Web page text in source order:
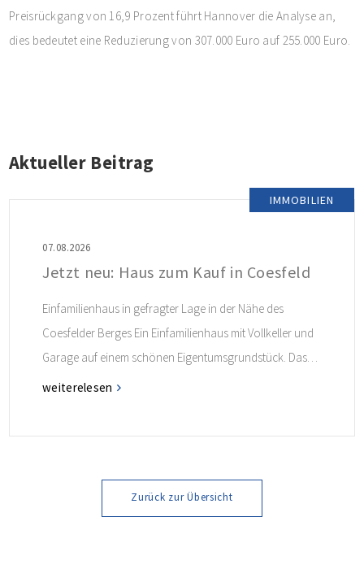
Preisrückgang von 16,9 Prozent führt Hannover die Analyse an,
dies bedeutet eine Reduzierung von 307.000 Euro auf 255.000 Euro.
Aktueller Beitrag
IMMOBILIEN
07.08.2026
Jetzt neu: Haus zum Kauf in Coesfeld
Einfamilienhaus in gefragter Lage in der Nähe des
Coesfelder Berges Ein Einfamilienhaus mit Vollkeller und
Garage auf einem schönen Eigentumsgrundstück. Das
Haus ist in Fertigbauweise erstellt und ist ideal für alle
weiterelesen
Zurück zur Übersicht